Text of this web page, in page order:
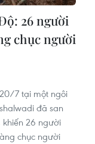
26 người
chục người
7 tại một ngôi
đã san
26 người
chục người